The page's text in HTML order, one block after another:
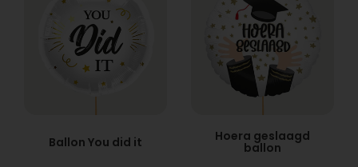
Ballon You did it Hoera geslaagd
ballon